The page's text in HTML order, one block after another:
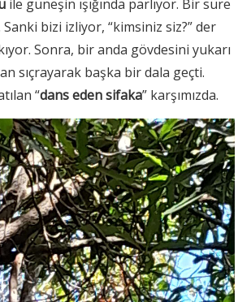
ile güneşin ışığında parlıyor. Bir süre
Sanki bizi izliyor, “kimsiniz siz?” der
Sonra, bir anda gövdesini yukarı
sıçrayarak başka bir dala geçti.
“dans eden sifaka” karşımızda.